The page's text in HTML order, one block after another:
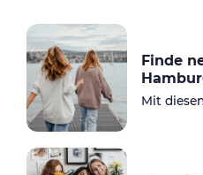
Finde
Mit